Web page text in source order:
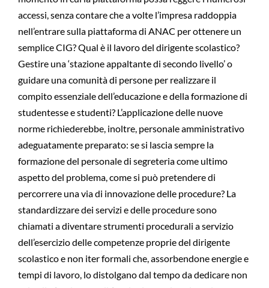
accessi, senza contare che a volte l’impresa raddoppia
nell’entrare sulla piattaforma di ANAC per ottenere un
semplice CIG? Qual è il lavoro del dirigente scolastico?
Gestire una ‘stazione appaltante di secondo livello’ o
guidare una comunità di persone per realizzare il
compito essenziale dell’educazione e della formazione di
studentesse e studenti? L’applicazione delle nuove
norme richiederebbe, inoltre, personale amministrativo
adeguatamente preparato: se si lascia sempre la
formazione del personale di segreteria come ultimo
aspetto del problema, come si può pretendere di
percorrere una via di innovazione delle procedure? La
standardizzare dei servizi e delle procedure sono
chiamati a diventare strumenti procedurali a servizio
dell’esercizio delle competenze proprie del dirigente
scolastico e non iter formali che, assorbendone energie e
tempi di lavoro, lo distolgano dal tempo da dedicare non